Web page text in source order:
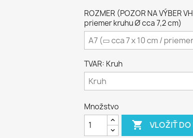
ROZMER (POZOR NA VÝBER
priemer kruhu Ø cca 7,2 cm)
TVAR: Kruh
Množstvo
 VLOŽIŤ